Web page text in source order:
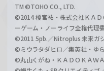
TM ©TOHO CO., LTD.
©2014 榎宮祐・株式会社ＫＡＤ
ーゲーム・ノーライフ全権代理
©2011 5pb.／Nitroplus 未来ガ
©ミウラタダヒロ／集英社・ゆ
©丸山くがね・ＫＡＤＯＫＡＷ